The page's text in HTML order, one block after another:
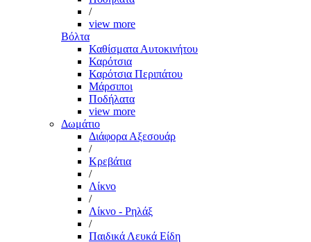
/
view more
Βόλτα
Καθίσματα Αυτοκινήτου
Καρότσια
Καρότσια Περιπάτου
Μάρσιποι
Ποδήλατα
view more
Δωμάτιο
Διάφορα Αξεσουάρ
/
Κρεβάτια
/
Λίκνο
/
Λίκνο - Ρηλάξ
/
Παιδικά Λευκά Είδη